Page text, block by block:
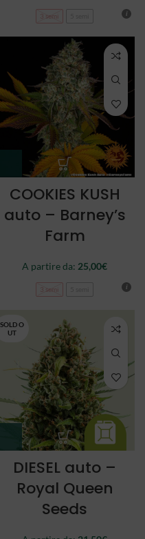
3 semi
COOKIES KUSH
auto – Barney’s
Farm
A partire da: 25,00€
3 semi
SOLD O
UT
DIESEL auto –
Royal Queen
Seeds